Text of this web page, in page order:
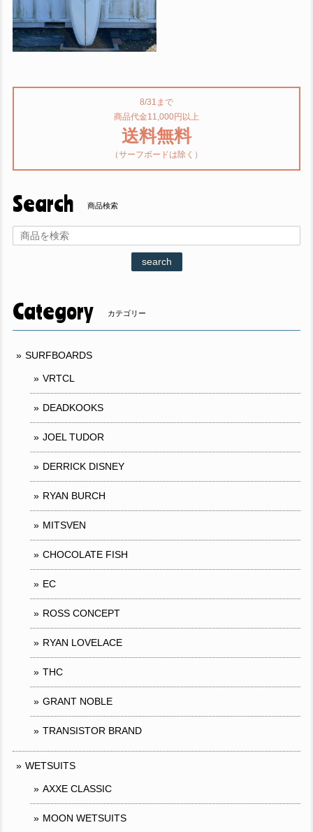
8/31まで
商品代金11,000円以上
送料無料
（サーフボードは除く）
Search 商品検索
search
Category カテゴリー
SURFBOARDS
VRTCL
DEADKOOKS
JOEL TUDOR
DERRICK DISNEY
RYAN BURCH
MITSVEN
CHOCOLATE FISH
EC
ROSS CONCEPT
RYAN LOVELACE
THC
GRANT NOBLE
TRANSISTOR BRAND
WETSUITS
AXXE CLASSIC
MOON WETSUITS